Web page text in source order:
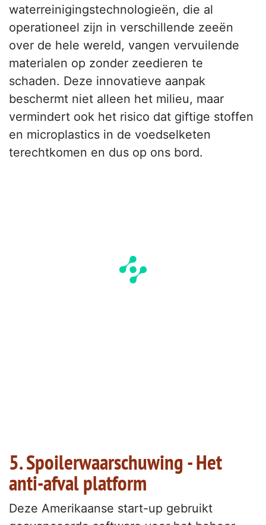
waterreinigingstechnologieën, die al
operationeel zijn in verschillende zeeën
over de hele wereld, vangen vervuilende
materialen op zonder zeedieren te
schaden. Deze innovatieve aanpak
beschermt niet alleen het milieu, maar
vermindert ook het risico dat giftige stoffen
en microplastics in de voedselketen
terechtkomen en dus op ons bord.
5. Spoilerwaarschuwing - Het
anti-afval platform
Deze Amerikaanse start-up gebruikt